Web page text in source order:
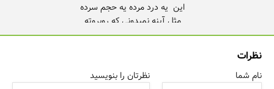
من به تو رسیدم که بگم خواهش نمی کنم بمون
نظرات
نام شما نظرتان را بنویسید